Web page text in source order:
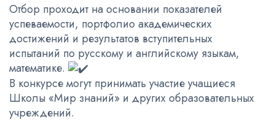
Отбор проходит на основании показателей
успеваемости, портфолио академических
достижений и результатов вступительных
испытаний по русскому и английскому языкам,
математике.
В конкурсе могут принимать участие учащиеся
Школы «Мир знаний» и других образовательных
учреждений.